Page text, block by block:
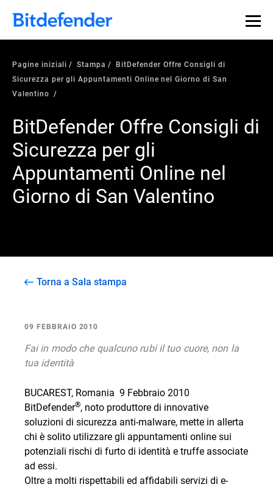
Pagine iniziali Stampa
BitDefender Offre Consigli di
Sicurezza per gli Appuntamenti Online nel Giorno di San
Valentino
BitDefender Offre Consigli di
Sicurezza per gli
Appuntamenti Online nel
Giorno di San Valentino
Torna a Sala stampa
09 FEBBRAIO 2010
Fai in modo che qualcuno rubi il tuo cuore, non la
tua identità
BUCAREST, Romania  9 Febbraio 2010 
BitDefender®, noto produttore di innovative
soluzioni di sicurezza anti-malware, mette in allerta
chi è solito utilizzare gli appuntamenti online sui
potenziali rischi di furto di identità e truffe associate
ad essi.
Oltre a molti rispettabili ed affidabili servizi di e-